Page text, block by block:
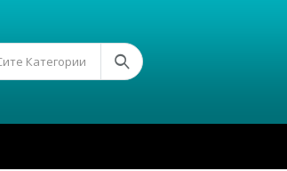
Категории